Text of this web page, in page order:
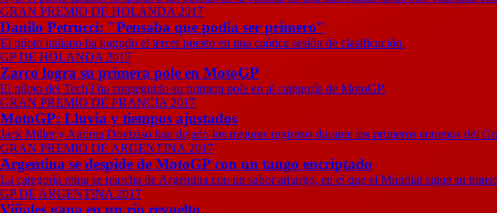
GRAN PREMIO DE HOLANDA 2017
Danilo Petrucci: "Pensaba que podía ser primero"
El piloto italiano ha logrado el tercer puesto en una caótica sesión de clasificación.
GP DE HOLANDA 2017
Zarco logra su primera pole en MotoGP
El piloto del Tech3 ha conseguido su primera pole en al categoría de MotoGP.
GRAN PREMIO DE FRANCIA 2017
MotoGP: Lluvia y tiempos ajustados
Jack Miller y Andrea Doviziso han dejado los mejores registros durante los primeros entrenos del
GRAN PREMIO DE ARGENTINA 2017
Argentina se despide de MotoGP con un tango encriptado
La categoría reina se marcha de Argentina con un sabor amargo, en el que el Mundial sigue su
GP DE ARGENTINA 2017
Viñales gana en un río revuelto